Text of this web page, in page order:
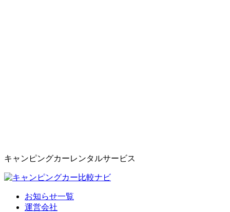
キャンピングカーレンタルサービス
お知らせ一覧
運営会社